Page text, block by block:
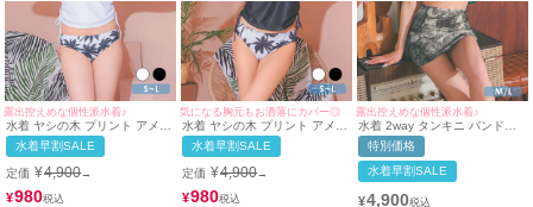
露出控えめな個性派水着♪
水着 ヤシの木 プリント アメリ
カンスリーブ ドロスト ビスチ
ェ 体型カバー ギャル タンキニ
(ホワイト/上ノ堀結愛着用)
水着早割SALE
定価 ¥4,900→
¥980
気になる胸元もお洒落にカバー◎
水着 ヤシの木 プリント アメリ
カンスリーブ ドロスト ビスチ
ェ 体型カバー ギャル タンキニ
(ブラック/MIYABI着用)
水着早割SALE
定価 ¥4,900→
¥980
露出控えめな個性派水着♪
水着 2way タンキニ バンドゥ
ドロスト レースアップ デニム
プリント 体型カバー スカート
ギャル ビキニ (デニムプリン
ト/MIYABI着用)
特別価格
水着早割SALE
¥4,900